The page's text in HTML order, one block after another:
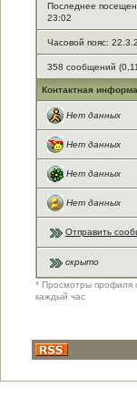
Последнее
23:02
Часовой пояс:
358 сообщений
Контактная
Нет данных
Нет данных
Нет данных
Нет данных
Отправить
скрыто
* Просмотры профиля
каждый час